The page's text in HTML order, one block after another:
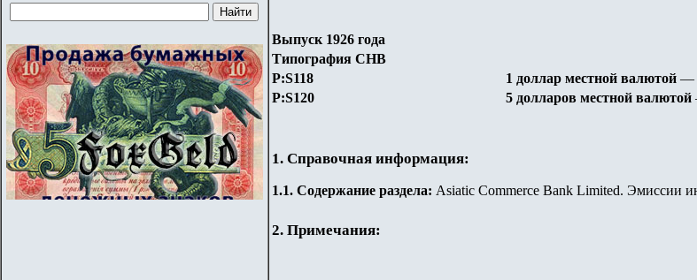
Выпуск 1926 года
Типография CHB
P:S118 1 доллар местной валютой —
P:S120 5 долларов местной валютой
1. Справочная информация:
1.1. Содержание раздела: Asiatic Commerce Bank Limited. Эмиссии
2. Примечания: